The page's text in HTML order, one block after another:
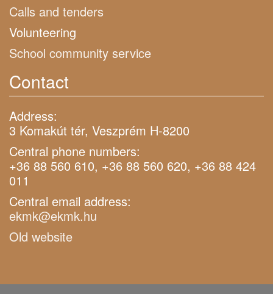
Calls and tenders
Volunteering
School community service
Contact
Address:
3 Komakút tér, Veszprém H-8200
Central phone numbers:
+36 88 560 610, +36 88 560 620, +36 88 424
011
Central email address:
ekmk@ekmk.hu
Old website